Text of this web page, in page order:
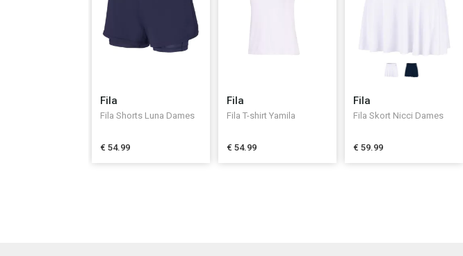
Fila
Fila Shorts Luna Dames
€ 54.99
Fila
Fila T-shirt Yamila
€ 54.99
Fila
Fila Skort Nicci Dames
€ 59.99